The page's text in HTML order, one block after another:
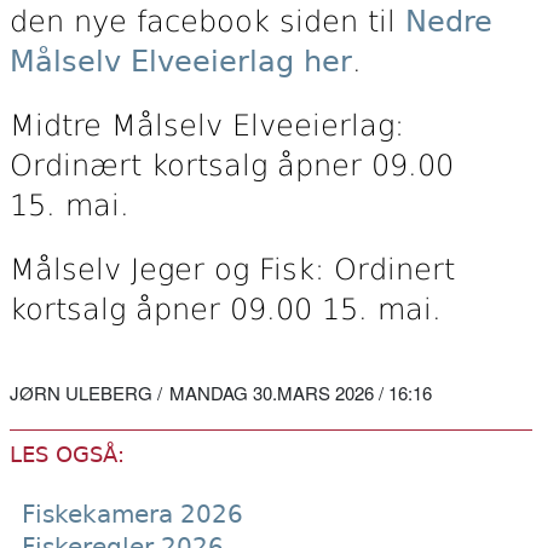
den nye facebook siden til
Nedre
Målselv Elveeierlag her.
Midtre Målselv Elveeierlag:
Ordinært kortsalg åpner 09.00
15. mai.
Målselv Jeger og Fisk: Ordinert
kortsalg åpner 09.00 15. mai.
JØRN ULEBERG MANDAG 30.MARS 2026 / 16:16
LES OGSÅ:
Fiskekamera 2026